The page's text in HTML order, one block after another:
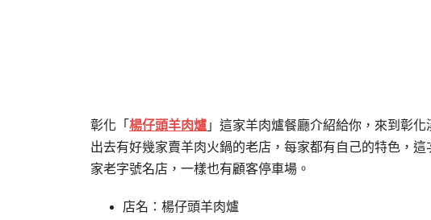
彰化「 楊仔頭羊肉爐 」這家羊肉爐餐廳介紹給你，來到彰
出去有好幾家賣羊肉火鍋的老店，每家都有自己的特色，這
家老字號名店，一樣也有顧客停車場。
店名：楊仔頭羊肉爐